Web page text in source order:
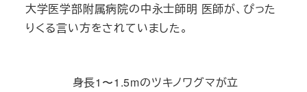
大学医学部附属病院の中永士師明 医師が、ぴった
りくる言い方をされていました。
身長1〜1.5mのツキノワグマが立